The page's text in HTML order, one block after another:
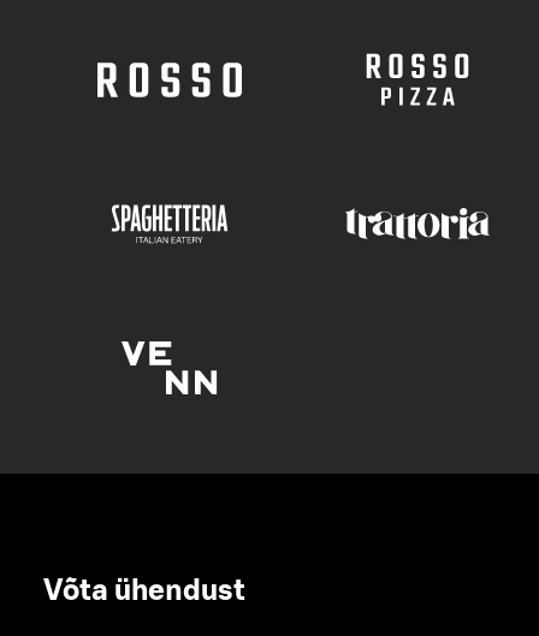
Võta ühendust